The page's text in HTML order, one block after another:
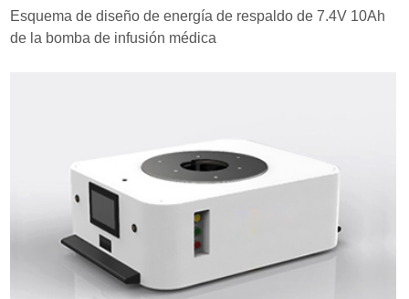
Esquema de diseño de energía de respaldo de 7.4V 10Ah
de la bomba de infusión médica